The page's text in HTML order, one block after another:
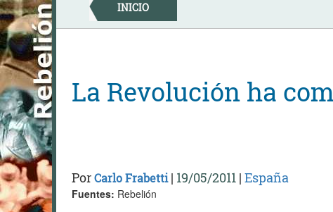
Skip
to
content
INICIO
La Revolución ha
PorCarlo Frabetti| 19/05/2011 | España
Fuentes: Rebelión